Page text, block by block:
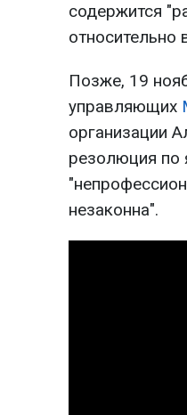
содержится
относительно
Позже, 19
управляющих
организации
резолюция по
незаконна".